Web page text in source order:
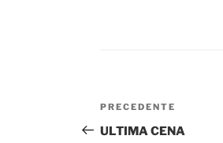
Navigazione
articoli
Articolo
precedente:
PRECEDENTE
ULTIMA CENA